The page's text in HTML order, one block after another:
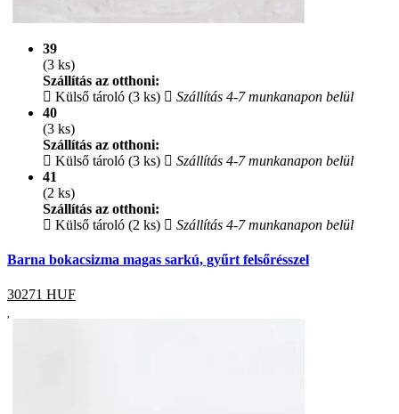
39
(3 ks)
Szállítás az otthoni:
Külső tároló (3 ks)
Szállítás 4-7 munkanapon belül
40
(3 ks)
Szállítás az otthoni:
Külső tároló (3 ks)
Szállítás 4-7 munkanapon belül
41
(2 ks)
Szállítás az otthoni:
Külső tároló (2 ks)
Szállítás 4-7 munkanapon belül
Barna bokacsizma magas sarkú, gyűrt felsőrésszel
30271 HUF